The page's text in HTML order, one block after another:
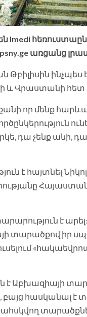
առցանց
ինչպես է
Վրաստանի հետ
որ մենք
դա չենք անի, դա
է հայտնել
է
տարածքով իր
է Աբխազիայի
հասկանալ է